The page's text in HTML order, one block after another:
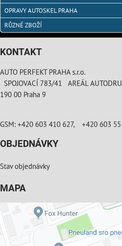
OPRAVY AUTOSKEL PRAHA
RŮZNÉ ZBOŽÍ
KONTAKT
AUTO PERFEKT PRAHA s.r.o.
SPOJOVACÍ 783/41 AREÁL
190 00 Praha 9
GSM: +420 603 410 627, +420 603
OBJEDNÁVKY
Stav objednávky
MAPA